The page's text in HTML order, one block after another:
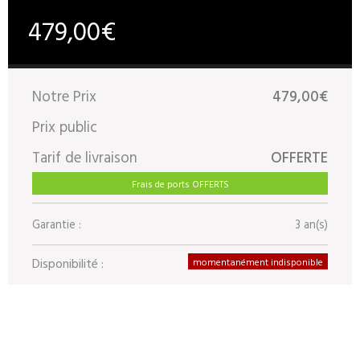
479,00€
Notre Prix
479,00€
Prix public
Tarif de livraison
OFFERTE
Frais de ports OFFERTS
Garantie : 3 an(s)
Disponibilité : momentanément indisponible